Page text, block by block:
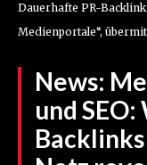
Dauerhafte PR-
Medienportale“,
News:
und